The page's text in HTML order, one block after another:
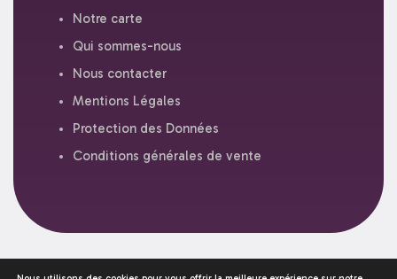
Notre carte
Qui sommes-nous
Nous contacter
Mentions Légales
Protection des Données
Conditions générales de vente
©2026 - PÂTISSERIE KAUTZMANN - 2 RUE DU NOYER 67000